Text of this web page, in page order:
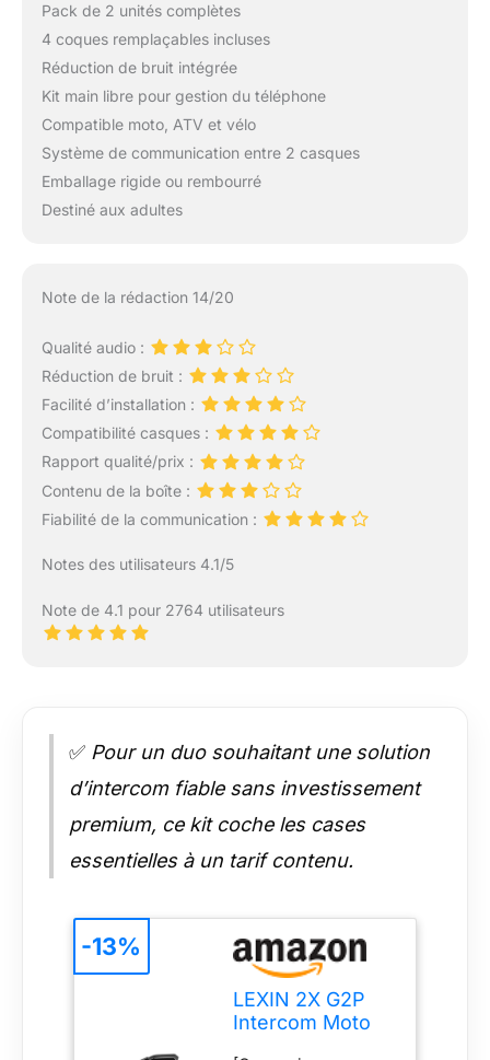
Pack de 2 unités complètes
4 coques remplaçables incluses
Réduction de bruit intégrée
Kit main libre pour gestion du téléphone
Compatible moto, ATV et vélo
Système de communication entre 2 casques
Emballage rigide ou rembourré
Destiné aux adultes
Note de la rédaction 14/20
Qualité audio :
Réduction de bruit :
Facilité d’installation :
Compatibilité casques :
Rapport qualité/prix :
Contenu de la boîte :
Fiabilité de la communication :
Notes des utilisateurs 4.1/5
Note de 4.1 pour 2764 utilisateurs
✅ Pour un duo souhaitant une solution
d’intercom fiable sans investissement
premium, ce kit coche les cases
essentielles à un tarif contenu.
LEXIN 2X G2P
Intercom Moto
-13%